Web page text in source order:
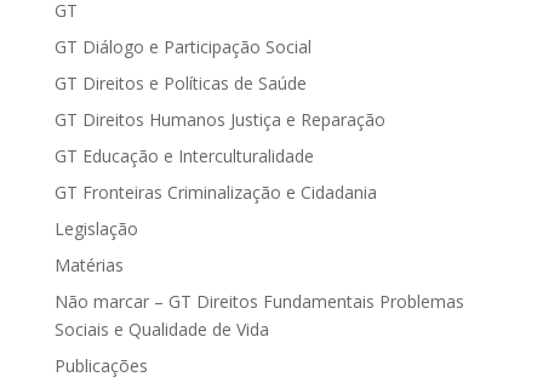
GT
GT Diálogo e Participação Social
GT Direitos e Políticas de Saúde
GT Direitos Humanos Justiça e Reparação
GT Educação e Interculturalidade
GT Fronteiras Criminalização e Cidadania
Legislação
Matérias
Não marcar – GT Direitos Fundamentais Problemas
Sociais e Qualidade de Vida
Publicações